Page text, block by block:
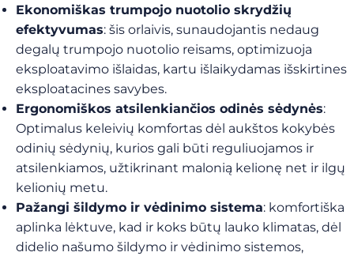
Ekonomiškas trumpojo nuotolio skrydžių
efektyvumas: šis orlaivis, sunaudojantis nedaug
degalų trumpojo nuotolio reisams, optimizuoja
eksploatavimo išlaidas, kartu išlaikydamas išskirtines
eksploatacines savybes.
Ergonomiškos atsilenkiančios odinės sėdynės:
Optimalus keleivių komfortas dėl aukštos kokybės
odinių sėdynių, kurios gali būti reguliuojamos ir
atsilenkiamos, užtikrinant malonią kelionę net ir ilgų
kelionių metu.
Pažangi šildymo ir vėdinimo sistema: komfortiška
aplinka lėktuve, kad ir koks būtų lauko klimatas, dėl
didelio našumo šildymo ir vėdinimo sistemos,